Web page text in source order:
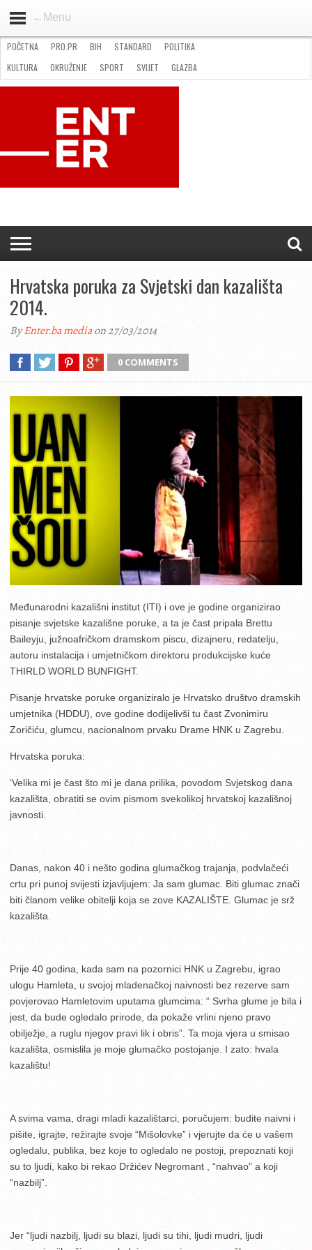
←Menu
STANDARD
GOSPODARSTVO
OKRUŽENJE
POČETNA PRO.PR BIH STANDARD
POLITIKA
KULTURA
OKRUŽENJE SPORT SVIJET
GLAZBA
NATJEČAJI
FILMING LOCATION IN BH KONTAKT
Hrvatska poruka za Svjetski dan kazališta
2014.
ByEnter.ba mediaon 27/03/2014
0 COMMENTS
Međunarodni kazališni institut (ITI) i ove je godine organizirao
pisanje svjetske kazališne poruke, a ta je čast pripala Brettu
Baileyju, južnoafričkom dramskom piscu, dizajneru, redatelju,
autoru instalacija i umjetničkom direktoru produkcijske kuće
THIRLD WORLD BUNFIGHT.
Pisanje hrvatske poruke organiziralo je Hrvatsko društvo dramskih
umjetnika (HDDU), ove godine dodijelivši tu čast Zvonimiru
Zoričiću, glumcu, nacionalnom prvaku Drame HNK u Zagrebu.
Hrvatska poruka:
‘Velika mi je čast što mi je dana prilika, povodom Svjetskog dana
kazališta, obratiti se ovim pismom svekolikoj hrvatskoj kazališnoj
javnosti.
Danas, nakon 40 i nešto godina glumačkog trajanja, podvlačeći
crtu pri punoj svijesti izjavljujem: Ja sam glumac. Biti glumac znači
biti članom velike obitelji koja se zove KAZALIŠTE. Glumac je srž
kazališta.
Prije 40 godina, kada sam na pozornici HNK u Zagrebu, igrao
ulogu Hamleta, u svojoj mladenačkoj naivnosti bez rezerve sam
povjerovao Hamletovim uputama glumcima: “ Svrha glume je bila i
jest, da bude ogledalo prirode, da pokaže vrlini njeno pravo
obilježje, a ruglu njegov pravi lik i obris”. Ta moja vjera u smisao
kazališta, osmislila je moje glumačko postojanje. I zato: hvala
kazalištu!
A svima vama, dragi mladi kazalištarci, poručujem: budite naivni i
pišite, igrajte, režirajte svoje “Mišolovke” i vjerujte da će u vašem
ogledalu, publika, bez koje to ogledalo ne postoji, prepoznati koji
su to ljudi, kako bi rekao Držićev Negromant , “nahvao” a koji
“nazbilj”.
Jer “ljudi nazbilj, ljudi su blazi, ljudi su tihi, ljudi mudri, ljudi